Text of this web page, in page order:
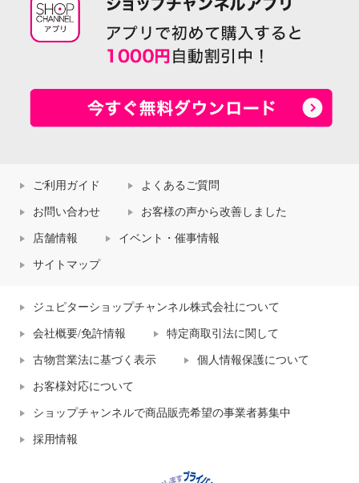
ご利用ガイド よくあるご質問
お問い合わせ お客様の声から改善しました
店舗情報 イベント・催事情報
サイトマップ
ジュピターショップチャンネル株式会社について
会社概要/免許情報 特定商取引法に関して
古物営業法に基づく表示 個人情報保護について
お客様対応について
ショップチャンネルで商品販売希望の事業者募集中
採用情報